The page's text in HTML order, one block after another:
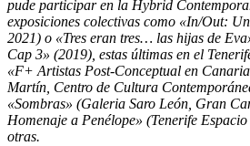
pude participar en la Hybrid
exposiciones colectivas como «In/Out:
2021) o «Tres eran tres… las hijas de
Cap 3» (2019), estas últimas en el
«F+ Artistas Post-Conceptual en
Martín, Centro de Cultura
«Sombras» (Galeria Saro León, Gran
Homenaje a Penélope» (Tenerife
otras.